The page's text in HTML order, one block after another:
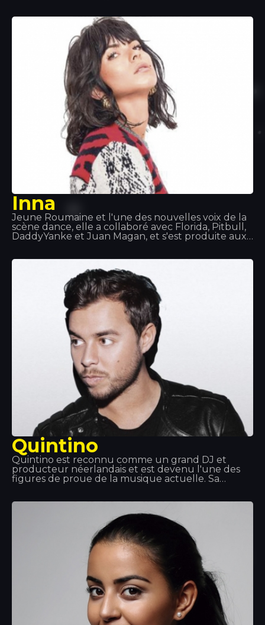
Il fait également partie du collectif 19 Réseaux aux
côtés d'autres artistes
Inna
Jeune Roumaine et l'une des nouvelles voix de la
scène dance, elle a collaboré avec Florida, Pitbull,
DaddyYanke et Juan Magan, et s'est produite aux
DéjàVu » ou « Sun is up » comptent parmi ses plus
grands succès de ces derniers temps. Chez
Tropocs, nous avons eu l'honneur de pouvoir
l'écouter et la voir en concert.
Quintino
Quintino est reconnu comme un grand DJ et
producteur néerlandais et est devenu l'une des
figures de proue de la musique actuelle. Sa
excelle dans son domaine et s'est imposé comme
l'un des musiciens les plus en vue. C'est pourquoi
sa présence est toujours la bienvenue !